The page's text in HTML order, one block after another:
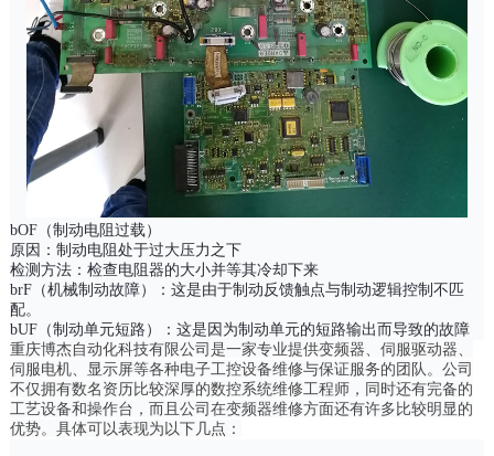
bOF（制动电阻过载）
原因：制动电阻处于过大压力之下
检测方法：检查电阻器的大小并等其冷却下来
brF（机械制动故障）：这是由于制动反馈触点与制动逻辑控制不匹
配。
bUF（制动单元短路）：这是因为制动单元的短路输出而导致的故障
重庆博杰自动化科技有限公司是一家专业提供变频器、伺服驱动器、
伺服电机、显示屏等各种电子工控设备维修与保证服务的团队。公司
不仅拥有数名资历比较深厚的数控系统维修工程师，同时还有完备的
工艺设备和操作台，而且公司在变频器维修方面还有许多比较明显的
优势。具体可以表现为以下几点：